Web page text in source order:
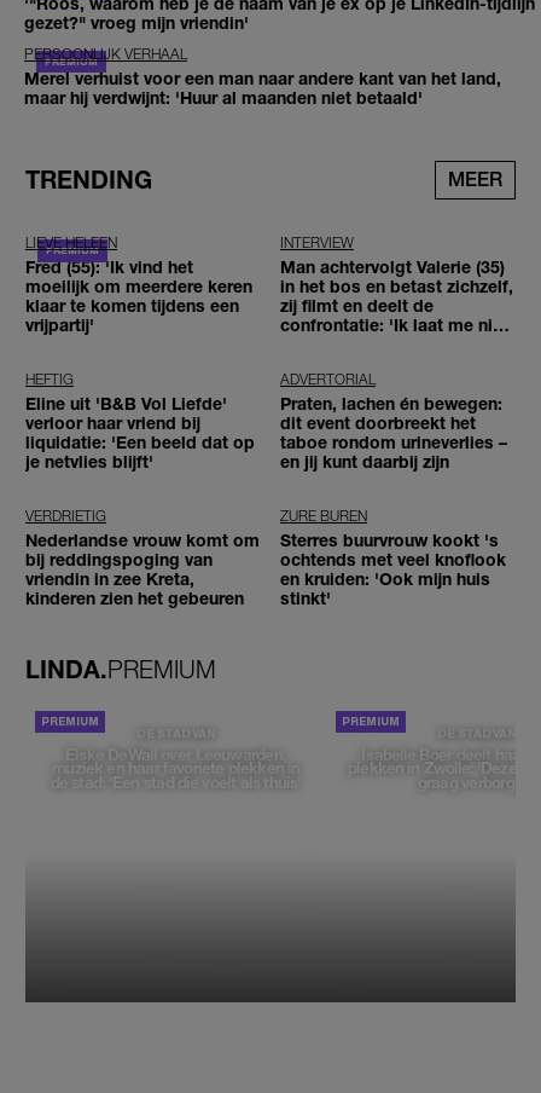
gezet?" vroeg mijn vriendin'
PERSOONLIJK VERHAAL
Merel verhuist voor een man naar andere kant van het land,
maar hij verdwijnt: 'Huur al maanden niet betaald'
TRENDING MEER
LIEVE HELEEN
Fred (55): 'Ik vind het
moeilijk om meerdere keren
klaar te komen tijdens een
vrijpartij'
INTERVIEW
Man achtervolgt Valerie (35)
in het bos en betast zichzelf,
zij filmt en deelt de
confrontatie: 'Ik laat me niet
HEFTIG
Eline uit 'B&B Vol Liefde'
verloor haar vriend bij
liquidatie: 'Een beeld dat op
je netvlies blijft'
ADVERTORIAL
Praten, lachen én bewegen:
dit event doorbreekt het
taboe rondom urineverlies –
en jij kunt daarbij zijn
VERDRIETIG
Nederlandse vrouw komt om
bij reddingspoging van
vriendin in zee Kreta,
kinderen zien het gebeuren
ZURE BUREN
Sterres buurvrouw kookt 's
ochtends met veel knoflook
en kruiden: 'Ook mijn huis
stinkt'
LINDA.PREMIUM
DE STAD VAN
Elske DeWall over Leeuwarden,
muziek en haar favoriete plekken in
de stad: 'Een stad die voelt als thuis'
DE STAD VAN
Isabelle Boer deelt haar
plekken in Zwolle: 'Deze
graag verborgen'